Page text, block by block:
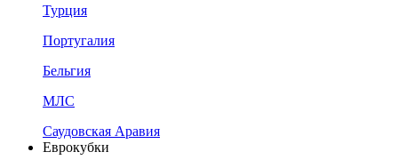
Турция
Португалия
Бельгия
МЛС
Саудовская Аравия
Еврокубки